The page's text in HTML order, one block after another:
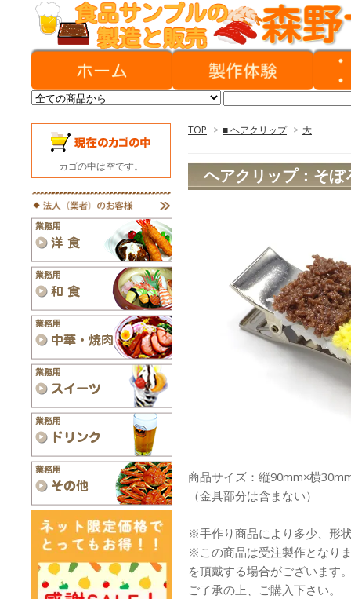
TOP > ■ ヘアクリップ > 大
ヘアクリップ：そぼ
商品サイズ：縦90mm×横
（金具部分は含まない）
※手作り商品により多少、形
※この商品は受注製作となり
を頂戴する場合がございます
ご了承の上、ご購入下さい。
カゴの中は空です。